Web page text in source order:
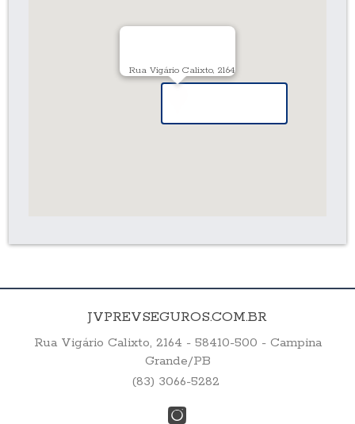
Rua Vigário Calixto, 2164
JVPREVSEGUROS.COM.BR
Rua Vigário Calixto, 2164 - 58410-500 - Campina
Grande/PB
(83) 3066-5282